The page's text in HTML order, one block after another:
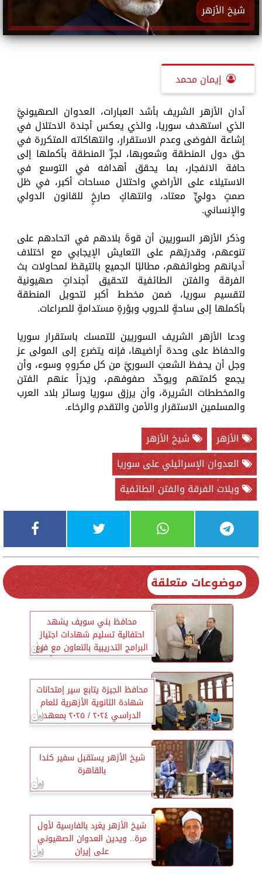
شيخ الأزهر
إيمان محمد
أدان الأزهر الشريف بأشد العبارات، العدوان الصهيونيَّ
الذي استهدف سوريا، والذي يعكس أجندة الاحتلال في
إشاعة الفوضى وعدم الاستقرار، وانتهاكاته المتكررة في
حق دول المنطقة وشعوبها، لجرِّ المنطقة بأكملها إلى
حافة الانفجار، بما يحقق أهدافه في التوسع في
الاستيلاء على الأراضي واحتلال مساحات أكبر، في ظل
صمتٍ دوليٍّ معتاد، وانتهاكٍ صارخٍ للقانون الدولي
والإنساني.
وذكر الأزهر السوريين أن قوةَ بلادهم في اتحادهم على
تنوعهم، وقدرتِهم على التعايش الإيجابي مع اختلاف
أديانهم وطوائفهم، مطالبًا الجميع بالتيقظ لمحاولات بث
الفرقة والفتن الطائفية لتحقيق أجنداتٍ صهيونية
لتقسيم سوريا، ضمن مخطط أكبر لتحويل المنطقة
بأكملها إلى ساحةٍ للحروب وبؤرةٍ مستدامةٍ للصراعات.
ودعا الأزهر الشريف السوريين للتمسك باستقرار سوريا
والحفاظ على وحدة أراضيها، فإنه يتضرع إلى المولى عز
وجل أن يحفظ الشعبَ السوريَّ من كل مكروهٍ وسوء، وأن
يجمع كلمتهم ويوحِّد صفوفهم، ويَدرَأ عنهم الفتن
والمخططات الشريرة، وأن يرزق سوريا وسائر بلاد العرب
والمسلمين الاستقرار والأمن والتقدم والرخاء.
الأزهر
شيخ الأزهر
العدوان الإسرائيلي على سوريا
ويلات الفرقة والفتن الطائفية
موضوعات متعلقة
محافظ بني سويف يشهد
احتفالية تسليم شهادات اجتياز
البرامج التدريبية بالتعاون مع فرع
المنظمة العالمية لخريجي الأزهر
محافظ الجيزة يتابع سير إمتحانات
شهادة الثانوية الأزهرية للعام
الدراسي ٢٠٢٤ / ٢٠٢٥ بمعهد
كرداسة الازهري بنين
شيخ الأزهر يستقبل سفير كندا
بالقاهرة
شيخ الأزهر يغرد بالفارسية لأول
مرة.. ويدين العدوان الصهيوني
على إيران